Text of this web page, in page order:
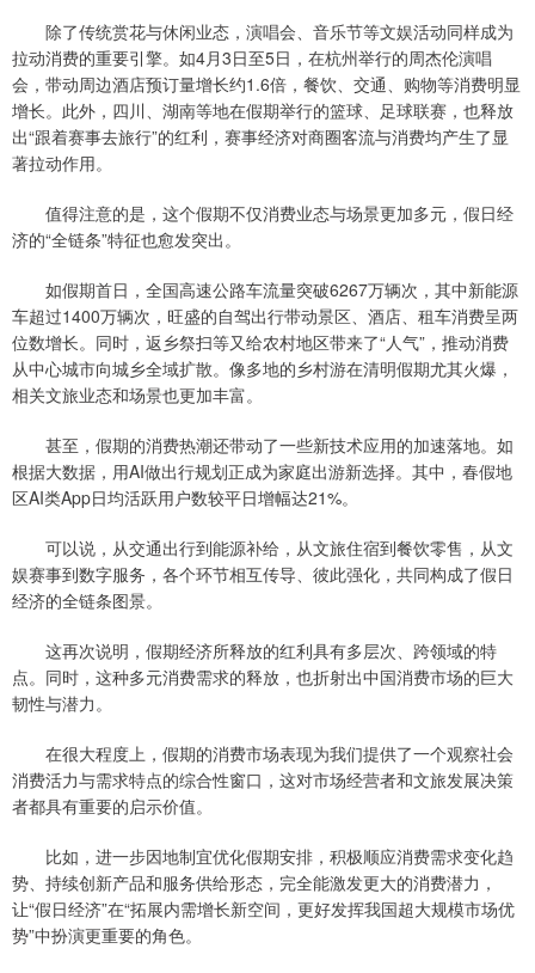
除了传统赏花与休闲业态，演唱会、音乐节等文娱活动同样成为
拉动消费的重要引擎。如4月3日至5日，在杭州举行的周杰伦演唱
会，带动周边酒店预订量增长约1.6倍，餐饮、交通、购物等消费明显
增长。此外，四川、湖南等地在假期举行的篮球、足球联赛，也释放
出“跟着赛事去旅行”的红利，赛事经济对商圈客流与消费均产生了显
著拉动作用。
值得注意的是，这个假期不仅消费业态与场景更加多元，假日经
济的“全链条”特征也愈发突出。
如假期首日，全国高速公路车流量突破6267万辆次，其中新能源
车超过1400万辆次，旺盛的自驾出行带动景区、酒店、租车消费呈两
位数增长。同时，返乡祭扫等又给农村地区带来了“人气”，推动消费
从中心城市向城乡全域扩散。像多地的乡村游在清明假期尤其火爆，
相关文旅业态和场景也更加丰富。
甚至，假期的消费热潮还带动了一些新技术应用的加速落地。如
根据大数据，用AI做出行规划正成为家庭出游新选择。其中，春假地
区AI类App日均活跃用户数较平日增幅达21%。
可以说，从交通出行到能源补给，从文旅住宿到餐饮零售，从文
娱赛事到数字服务，各个环节相互传导、彼此强化，共同构成了假日
经济的全链条图景。
这再次说明，假期经济所释放的红利具有多层次、跨领域的特
点。同时，这种多元消费需求的释放，也折射出中国消费市场的巨大
韧性与潜力。
在很大程度上，假期的消费市场表现为我们提供了一个观察社会
消费活力与需求特点的综合性窗口，这对市场经营者和文旅发展决策
者都具有重要的启示价值。
比如，进一步因地制宜优化假期安排，积极顺应消费需求变化趋
势、持续创新产品和服务供给形态，完全能激发更大的消费潜力，
让“假日经济”在“拓展内需增长新空间，更好发挥我国超大规模市场优
势”中扮演更重要的角色。